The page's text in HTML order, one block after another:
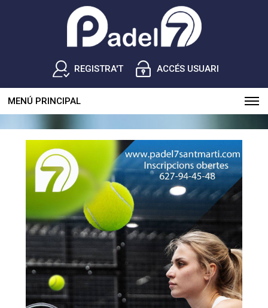
REGISTRA'T ACCÉS USUARI
MENÚ PRINCIPAL